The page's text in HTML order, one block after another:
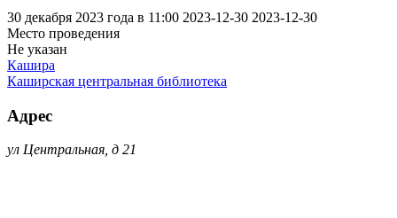
30 декабря 2023 года в 11:00 2023-12-30 2023-12-30
Место проведения
Не указан
Кашира
Каширская центральная библиотека
Адрес
ул Центральная, д 21